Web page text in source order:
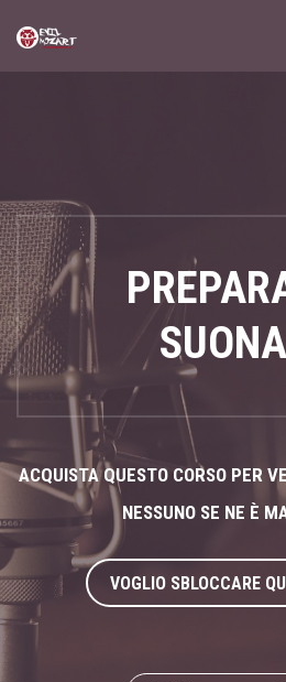
ACQUISTA QUESTO CORSO PER
NESSUNO SE NE È
VOGLIO SBLOCCARE